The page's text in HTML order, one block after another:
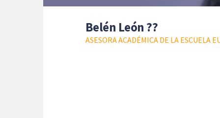
Belén León ??
ASESORA ACADÉMICA DE LA ESCUELA